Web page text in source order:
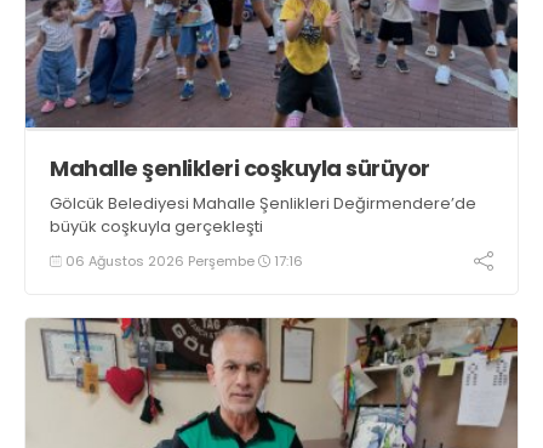
Mahalle şenlikleri coşkuyla sürüyor
Gölcük Belediyesi Mahalle Şenlikleri Değirmendere’de
büyük coşkuyla gerçekleşti
06 Ağustos 2026 Perşembe 17:16